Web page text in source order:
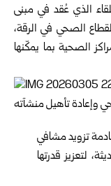
الذي عُقد في مبنى
الصحي في الرقة،
الصحية بما يمكّنها
تزويد مشافي
لتعزيز قدرتها